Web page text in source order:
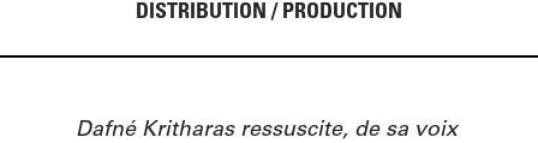
DISTRIBUTION / PRODUCTION
Dafné Kritharas ressuscite, de sa voix